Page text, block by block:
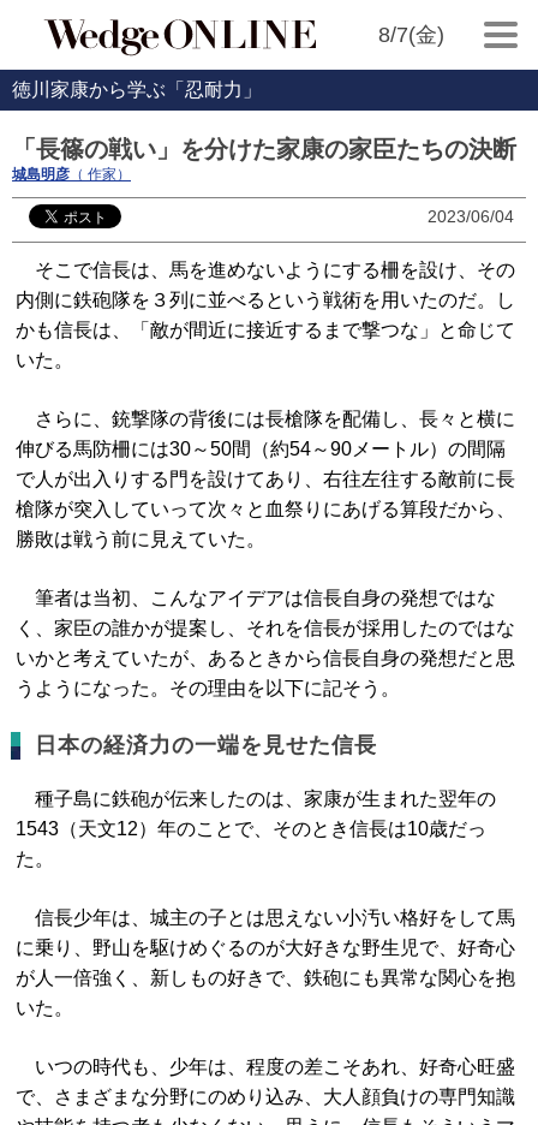
8/7(金)
徳川家康から学ぶ「忍耐力」
「長篠の戦い」を分けた家康の家臣たちの決断
城島明彦 （ 作家）
2023/06/04
そこで信長は、馬を進めないようにする柵を設け、その
内側に鉄砲隊を３列に並べるという戦術を用いたのだ。し
かも信長は、「敵が間近に接近するまで撃つな」と命じて
いた。
さらに、銃撃隊の背後には長槍隊を配備し、長々と横に
伸びる馬防柵には30～50間（約54～90メートル）の間隔
で人が出入りする門を設けてあり、右往左往する敵前に長
槍隊が突入していって次々と血祭りにあげる算段だから、
勝敗は戦う前に見えていた。
筆者は当初、こんなアイデアは信長自身の発想ではな
く、家臣の誰かが提案し、それを信長が採用したのではな
いかと考えていたが、あるときから信長自身の発想だと思
うようになった。その理由を以下に記そう。
日本の経済力の一端を見せた信長
種子島に鉄砲が伝来したのは、家康が生まれた翌年の
1543（天文12）年のことで、そのとき信長は10歳だっ
た。
信長少年は、城主の子とは思えない小汚い格好をして馬
に乗り、野山を駆けめぐるのが大好きな野生児で、好奇心
が人一倍強く、新しもの好きで、鉄砲にも異常な関心を抱
いた。
いつの時代も、少年は、程度の差こそあれ、好奇心旺盛
で、さまざまな分野にのめり込み、大人顔負けの専門知識